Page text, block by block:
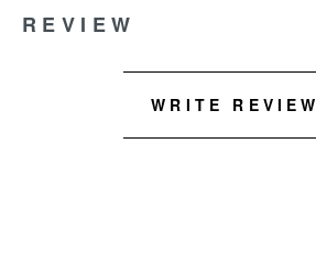
REVIEW
WRITE REVIEW